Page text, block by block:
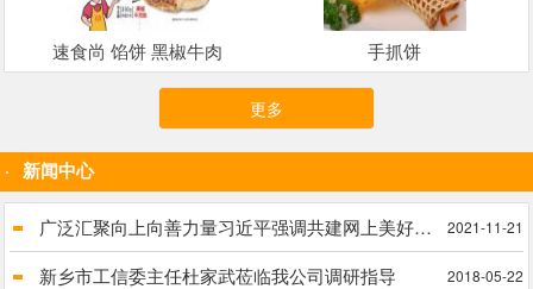
速食尚 馅饼 黑椒牛肉 手抓饼
更多
新闻中心
广泛汇聚向上向善力量习近平强调共建网上美好精神家园 2021-11-21
新乡市工信委主任杜家武莅临我公司调研指导 2018-05-22